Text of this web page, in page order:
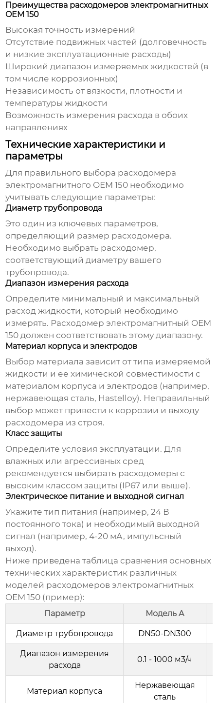
Преимущества расходомеров электромагнитных
OEM 150
Высокая точность измерений
Отсутствие подвижных частей (долговечность
и низкие эксплуатационные расходы)
Широкий диапазон измеряемых жидкостей (в
том числе коррозионных)
Независимость от вязкости, плотности и
температуры жидкости
Возможность измерения расхода в обоих
направлениях
Технические характеристики и
параметры
Для правильного выбора расходомера
электромагнитного OEM 150 необходимо
учитывать следующие параметры:
Диаметр трубопровода
Это один из ключевых параметров,
определяющий размер расходомера.
Необходимо выбрать расходомер,
соответствующий диаметру вашего
трубопровода.
Диапазон измерения расхода
Определите минимальный и максимальный
расход жидкости, который необходимо
измерять. Расходомер электромагнитный OEM
150 должен соответствовать этому диапазону.
Материал корпуса и электродов
Выбор материала зависит от типа измеряемой
жидкости и ее химической совместимости с
материалом корпуса и электродов (например,
нержавеющая сталь, Hastelloy). Неправильный
выбор может привести к коррозии и выходу
расходомера из строя.
Класс защиты
Определите условия эксплуатации. Для
влажных или агрессивных сред
рекомендуется выбирать расходомеры с
высоким классом защиты (IP67 или выше).
Электрическое питание и выходной сигнал
Укажите тип питания (например, 24 В
постоянного тока) и необходимый выходной
сигнал (например, 4-20 мА, импульсный
выход).
Ниже приведена таблица сравнения основных
технических характеристик различных
моделей расходомеров электромагнитных
OEM 150 (пример):
Параметр Модель A
Диаметр трубопровода DN50-DN300
Диапазон измерения
расхода
0.1 - 1000 м3/ч
Материал корпуса
Нержавеющая
сталь